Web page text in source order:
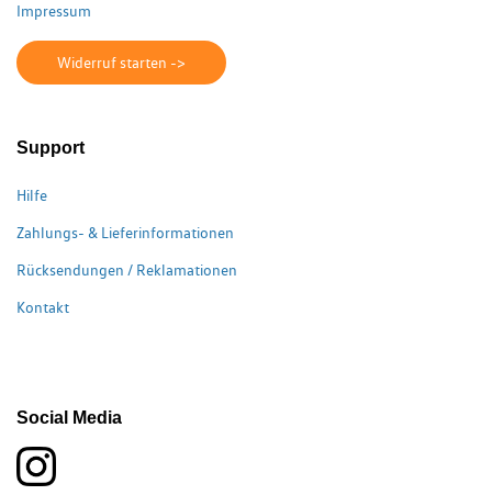
Impressum
Widerruf starten ->
Support
Hilfe
Zahlungs- & Lieferinformationen
Rücksendungen / Reklamationen
Kontakt
Social Media